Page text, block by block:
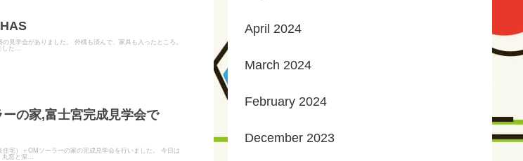
見学会がありました。 外構も済んで、家具も入ったところ。
た...
の家,富士宮完成見学会で
宅）＋OMソーラーの家の完成見学会を行いました。 今日は
窓と深...
April 2024
March 2024
February 2024
December 2023